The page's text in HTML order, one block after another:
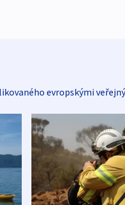
evropskými